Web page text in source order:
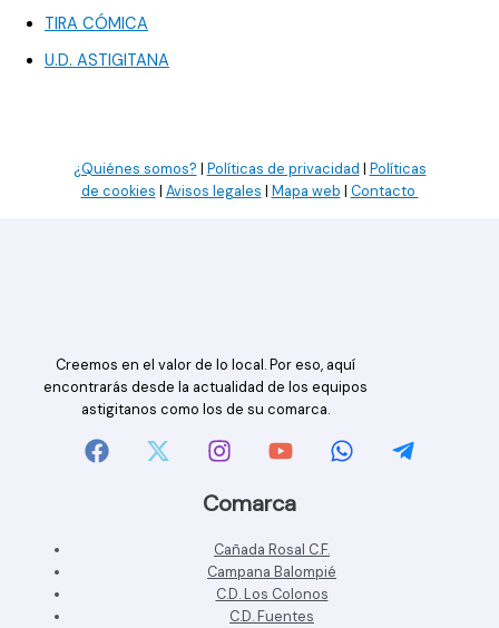
TIRA CÓMICA
U.D. ASTIGITANA
¿Quiénes somos? | Políticas de privacidad | Políticas
de cookies | Avisos legales | Mapa web | Contacto
Creemos en el valor de lo local. Por eso, aquí
encontrarás desde la actualidad de los equipos
astigitanos como los de su comarca.
Comarca
Cañada Rosal C.F.
Campana Balompié
C.D. Los Colonos
C.D. Fuentes